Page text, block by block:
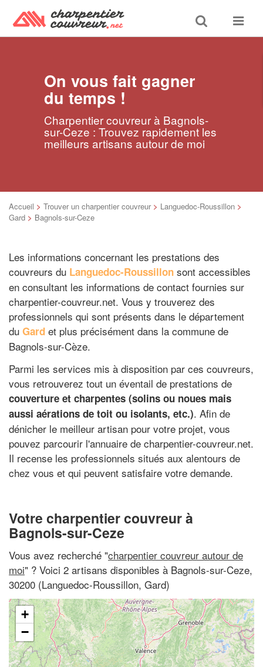
Toggle
search
Toggle
On vous fait gagner
du temps !
Charpentier couvreur à Bagnols-
sur-Ceze : Trouvez rapidement les
meilleurs artisans autour de moi
Accueil > Trouver un charpentier couvreur > Languedoc-Roussillon >
Gard > Bagnols-sur-Ceze
Les informations concernant les prestations des
couvreurs du Languedoc-Roussillon sont accessibles
en consultant les informations de contact fournies sur
charpentier-couvreur.net. Vous y trouverez des
professionnels qui sont présents dans le département
du Gard et plus précisément dans la commune de
Bagnols-sur-Cèze.
Parmi les services mis à disposition par ces couvreurs,
vous retrouverez tout un éventail de prestations de
couverture et charpentes (solins ou noues mais
aussi aérations de toit ou isolants, etc.). Afin de
dénicher le meilleur artisan pour votre projet, vous
pouvez parcourir l'annuaire de charpentier-couvreur.net.
Il recense les professionnels situés aux alentours de
chez vous et qui peuvent satisfaire votre demande.
Votre charpentier couvreur à
Bagnols-sur-Ceze
Vous avez recherché "charpentier couvreur autour de
moi" ? Voici 2 artisans disponibles à Bagnols-sur-Ceze,
30200 (Languedoc-Roussillon, Gard)
+
−